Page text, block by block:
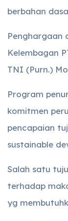
berbahan
Penghargaan
Kelembagan
TNI (Purn.)
Program
komitmen
pencapaian
sustainable
Salah satu
terhadap
yg